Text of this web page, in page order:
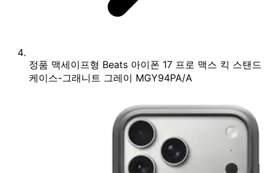
정품 맥세이프형 Beats 아이폰 17 프로 맥스 킥 스탠드
케이스-그래니트 그레이 MGY94PA/A